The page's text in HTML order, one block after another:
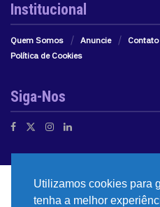
Institucional
Quem Somos Anuncie Contato
Política de Cookies
Siga-Nos
Utilizamos cookies para
tenha a melhor